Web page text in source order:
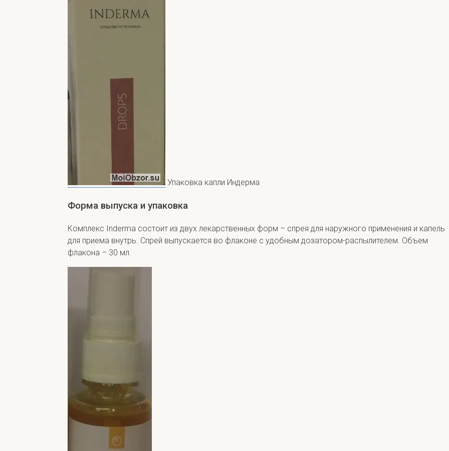
Упаковка капли Индерма
Форма выпуска и упаковка
Комплекс Inderma состоит из двух лекарственных форм – спрея для наружного применения и капель
для приема внутрь. Спрей выпускается во флаконе с удобным дозатором-распылителем. Объем
флакона – 30 мл.